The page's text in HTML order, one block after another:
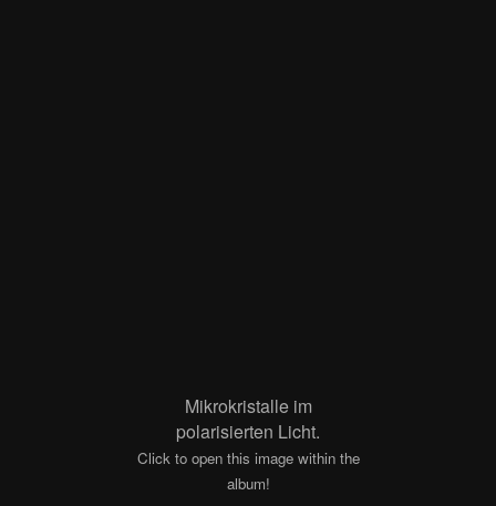
Mikrokristalle im
polarisierten Licht.
Click to open this image within the
album!